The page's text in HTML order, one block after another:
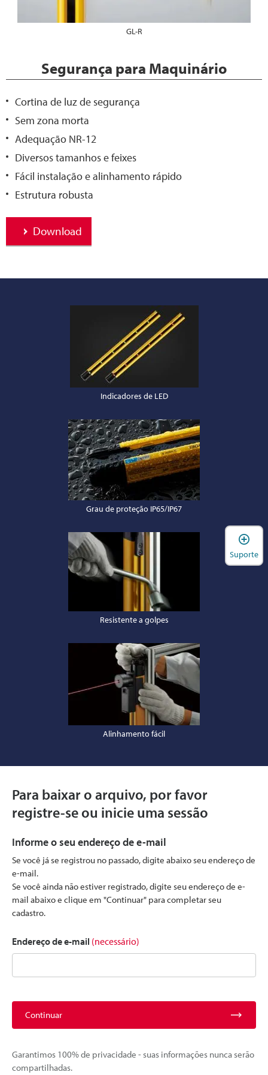
GL-R
Segurança para Maquinário
Cortina de luz de segurança
Sem zona morta
Adequação NR-12
Diversos tamanhos e feixes
Fácil instalação e alinhamento rápido
Estrutura robusta
Download
Indicadores de LED
Grau de proteção IP65/IP67
Resistente a golpes
Alinhamento fácil
Para baixar o arquivo, por favor
registre-se ou inicie uma sessão
Informe o seu endereço de e-mail
Se você já se registrou no passado, digite abaixo seu endereço de
e-mail.
Se você ainda não estiver registrado, digite seu endereço de e-
mail abaixo e clique em "Continuar" para completar seu
cadastro.
Endereço de e-mail (necessário)
Continuar
Garantimos 100% de privacidade - suas informações nunca serão
compartilhadas.
Suporte